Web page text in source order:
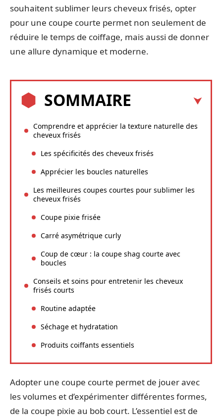
souhaitent sublimer leurs cheveux frisés, opter
pour une coupe courte permet non seulement de
réduire le temps de coiffage, mais aussi de donner
une allure dynamique et moderne.
SOMMAIRE
Comprendre et apprécier la texture naturelle des
cheveux frisés
Les spécificités des cheveux frisés
Apprécier les boucles naturelles
Les meilleures coupes courtes pour sublimer les
cheveux frisés
Coupe pixie frisée
Carré asymétrique curly
Coup de cœur : la coupe shag courte avec
boucles
Conseils et soins pour entretenir les cheveux
frisés courts
Routine adaptée
Séchage et hydratation
Produits coiffants essentiels
Adopter une coupe courte permet de jouer avec
les volumes et d’expérimenter différentes formes,
de la coupe pixie au bob court. L’essentiel est de